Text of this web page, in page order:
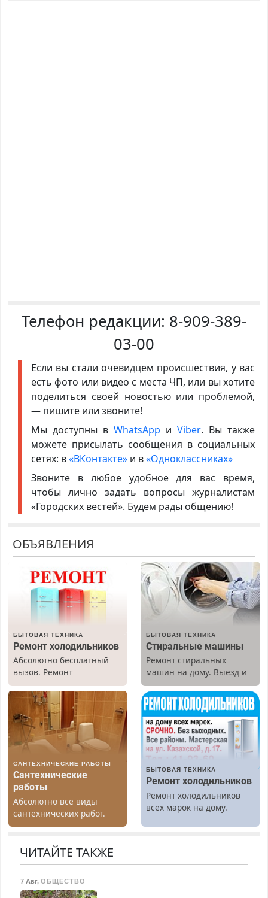
Телефон редакции: 8-909-389-
03-00
Если вы стали очевидцем происшествия, у вас
есть фото или видео с места ЧП, или вы хотите
поделиться своей новостью или проблемой,
— пишите или звоните!
Мы доступны в WhatsApp иViber. Вы также
можете присылать сообщения в социальных
сетях: в«ВКонтакте»и в«Одноклассниках»
Звоните в любое удобное для вас время,
чтобы лично задать вопросы журналистам
«Городских вестей». Будем рады общению!
ОБЪЯВЛЕНИЯ
БЫТОВАЯ ТЕХНИКА
Ремонт холодильников
Абсолютно бесплатный
вызов. Ремонт
холодильников всех
марок на дому, с
гарантией. Все р-ны.
Срочно. Без выходных.
Пенсионерам – скидки до
40%. Мастер со стажем.
БЫТОВАЯ ТЕХНИКА
Стиральные машины
Ремонт стиральных
машин на дому. Выезд и
диагностика бесплатно.
Предусмотрены скидки.
САНТЕХНИЧЕСКИЕ РАБОТЫ
Сантехнические
работы
Абсолютно все виды
сантехнических работ.
Быстро. Качественно.
БЫТОВАЯ ТЕХНИКА
Ремонт холодильников
Ремонт холодильников
всех марок на дому.
ЧИТАЙТЕ ТАКЖЕ
7 Авг, ОБЩЕСТВО